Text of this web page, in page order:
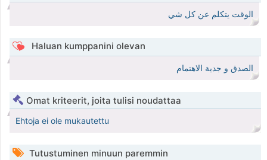
الوقت يتكلم عن كل شي
Haluan kumppanini olevan
الصدق و جدية الاهتمام
Omat kriteerit, joita tulisi noudattaa
Ehtoja ei ole mukautettu
Tutustuminen minuun paremmin